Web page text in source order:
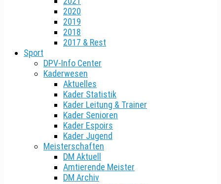
2020
2019
2018
2017 & Rest
Sport
DPV-Info Center
Kaderwesen
Aktuelles
Kader Statistik
Kader Leitung & Trainer
Kader Senioren
Kader Espoirs
Kader Jugend
Meisterschaften
DM Aktuell
Amtierende Meister
DM Archiv